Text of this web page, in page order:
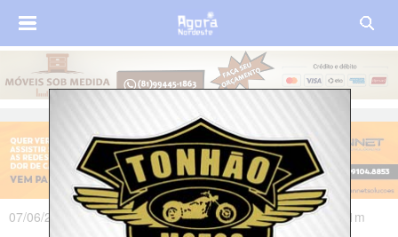
07/06/2025 às 17h39m - Atualizado em 09/06/2025 às 18h31m